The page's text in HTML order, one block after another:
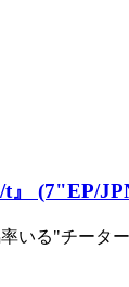
t』 (7"EP/
いる"チータ